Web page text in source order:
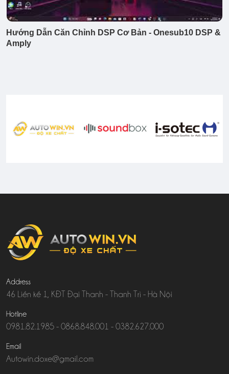
Hướng Dẫn Căn Chỉnh DSP Cơ Bản - Onesub10 DSP &
Amply
Address
46 Liền kề 1, KĐT Đại Thanh - Thanh Trì - Hà Nội
Hotline
0981.82.1985 - 0868.848.001 - 0382.627.000
Email
Autowin.doxe@gmail.com